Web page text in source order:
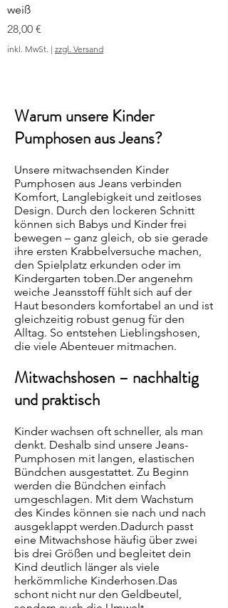
weiß
Preis
28,00 €
inkl. MwSt. | zzgl. Versand
Warum unsere Kinder
Pumphosen aus Jeans?
Unsere mitwachsenden Kinder
Pumphosen aus Jeans verbinden
Komfort, Langlebigkeit und zeitloses
Design. Durch den lockeren Schnitt
können sich Babys und Kinder frei
bewegen – ganz gleich, ob sie gerade
ihre ersten Krabbelversuche machen,
den Spielplatz erkunden oder im
Kindergarten toben.Der angenehm
weiche Jeansstoff fühlt sich auf der
Haut besonders komfortabel an und ist
gleichzeitig robust genug für den
Alltag. So entstehen Lieblingshosen,
die viele Abenteuer mitmachen.
Mitwachshosen – nachhaltig
und praktisch
Kinder wachsen oft schneller, als man
denkt. Deshalb sind unsere Jeans-
Pumphosen mit langen, elastischen
Bündchen ausgestattet. Zu Beginn
werden die Bündchen einfach
umgeschlagen. Mit dem Wachstum
des Kindes können sie nach und nach
ausgeklappt werden.Dadurch passt
eine Mitwachshose häufig über zwei
bis drei Größen und begleitet dein
Kind deutlich länger als viele
herkömmliche Kinderhosen.Das
schont nicht nur den Geldbeutel,